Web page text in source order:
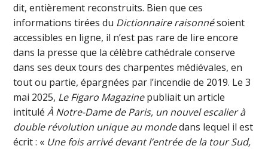
dit, entièrement reconstruits. Bien que ces
informations tirées du Dictionnaire raisonnésoient
accessibles en ligne, il n’est pas rare de lire encore
dans la presse que la célèbre cathédrale conserve
dans ses deux tours des charpentes médiévales, en
tout ou partie, épargnées par l’incendie de 2019. Le 3
mai 2025, Le Figaro Magazinepubliait un article
intituléÀ Notre-Dame de Paris, un nouvel escalier à
double révolution unique au mondedans lequel il est
écrit : « Une fois arrivé devant l’entrée de la tour Sud,